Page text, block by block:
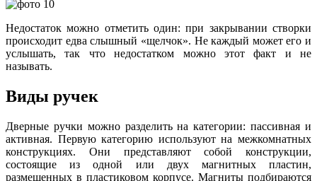
Недостаток можно отметить один: при закрывании створки
происходит едва слышный «щелчок». Не каждый может его и
услышать, так что недостатком можно этот факт и не
называть.
Виды ручек
Дверные ручки можно разделить на категории: пассивная и
активная. Первую категорию используют на межкомнатных
конструкциях. Они представляют собой конструкции,
состоящие из одной или двух магнитных пластин,
размещенных в пластиковом корпусе. Магниты подбираются